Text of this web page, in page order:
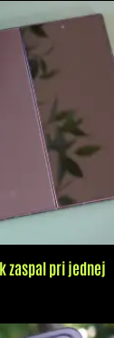
zaspal pri jednej